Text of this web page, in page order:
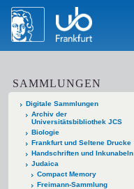
SAMMLUNGEN
Digitale Sammlungen
Archiv der
Universitätsbibliothek JCS
Biologie
Frankfurt und Seltene Drucke
Handschriften und Inkunabeln
Judaica
Compact Memory
Freimann-Sammlung